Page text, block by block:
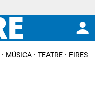
MÚSICA TEATRE FIRES I